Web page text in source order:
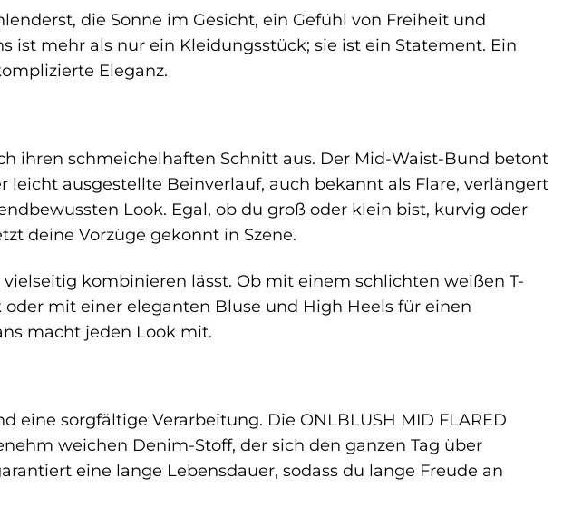
die Sonne im Gesicht, ein Gefühl von Freiheit und
ist mehr als nur ein Kleidungsstück; sie ist ein Statement. Ein
Eleganz.
ihren schmeichelhaften Schnitt aus. Der Mid-Waist-Bund betont
ausgestellte Beinverlauf, auch bekannt als Flare, verlängert
Look. Egal, ob du groß oder klein bist, kurvig oder
deine Vorzüge gekonnt in Szene.
kombinieren lässt. Ob mit einem schlichten weißen T-
mit einer eleganten Bluse und High Heels für einen
macht jeden Look mit.
sorgfältige Verarbeitung. Die ONLBLUSH MID FLARED
weichen Denim-Stoff, der sich den ganzen Tag über
eine lange Lebensdauer, sodass du lange Freude an